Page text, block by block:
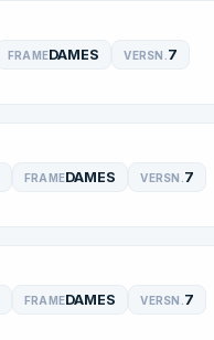
FRAMEDAMES VERSN. 7
FRAMEDAMES VERSN. 7
FRAMEDAMES VERSN. 7